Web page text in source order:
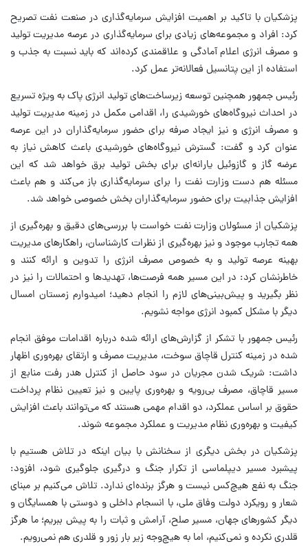
پزشکیان با تاکید بر اهمیت افزایش سرمایه‌گذاری در صنعت نفت تصریح
کرد: افراد و مجموعه‌های زیادی برای سرمایه‌گذاری در عرصه مدیریت تولید
و مصرف انرژی اعلام آمادگی و علاقمندی کرده‌اند که باید نسبت به جذب و
استفاده از این پتانسیل فعالانه‌تر عمل کرد.
رئیس جمهور همچنین توسعه زیرساخت‌های تولید انرژی پاک به ویژه تسریع
در احداث نیروگاه‌های خورشیدی را، اقدامی مکمل در زمینه مدیریت تولید
و مصرف انرژی و نیز ایجاد صرفه برای حضور سرمایه‌گذاران در این عرصه
عنوان کرد و گفت: گسترش نیروگاه‌های خورشیدی باعث کاهش نیاز به
عرضه گاز و گازوئیل یارانه‌ای برای بخش تولید برق خواهد شد که این
مسئله هم دست وزارت نفت را برای سرمایه‌گذاری باز می‌کند و هم باعث
افزایش جذابیت برای حضور سرمایه‌گذاران بخش خصوصی خواهد شد.
پزشکیان از مسئولان وزارت نفت خواست با بررسی‌های دقیق و بهره‌گیری از
همه تجارب موجود و نیز بهره‌گیری از نظرات کارشناسان، راهکارهای مدیریت
بهینه عرصه تولید و به خصوص مصرف انرژی را تدوین و ارائه کنند و
خاطرنشان کرد: در این مسیر همه فرصت‌ها، تهدیدها و احتمالات را نیز در
نظر بگیرید و پیش‌بینی‌های لازم را انجام دهید؛ امیدوارم زمستان امسال
دیگر با مشکل کمبود انرژی مواجه نشویم.
رئیس جمهور با تشکر از گزارش‌های ارائه شده درباره اقدامات موفق انجام
شده در زمینه کنترل قاچاق سوخت، مدیریت مصرف و ارتقای بهره‌وری اظهار
داشت: شریک شدن مجریان در سود حاصل از کنترل هدر رفت منابع از
مسیر قاچاق، مصرف بی‌رویه و بهره‌وری پایین و نیز تعیین نظام پرداخت
حقوق بر اساس عملکرد، دو اقدام مهمی هستند که می‌توانند باعث افزایش
کیفیت و بهره‌وری نظام مدیریت و عملکرد مجموعه شوند.
پزشکیان در بخش دیگری از سخنانش با بیان اینکه در تلاش هستیم با
پیشبرد مسیر دیپلماسی از تکرار جنگ و درگیری جلوگیری شود، افزود:
جنگ به نفع هیچ‌کس نیست و هرگز برنده‌ای ندارد. تلاش می‌کنیم بر مبنای
شعار و رویکرد دولت وفاق ملی، با انسجام داخلی و دوستی با همسایگان و
دیگر کشورهای جهان، مسیر صلح، آرامش و ثبات را به پیش ببریم؛ ما هرگز
قلدری نکرده و نمی‌کنیم، اما به هیچ‌وجه زیر بار زور و قلدری هم نمی‌رویم.